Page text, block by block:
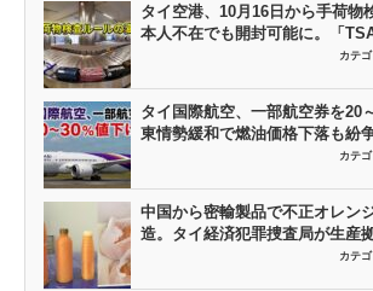
タイ空港、10月16日から手荷物
本人不在でも開封可能に。「
カテ
タイ国際航空、一部航空券を20
東情勢緩和で燃油価格下落も紛
カテ
中国から密輸製品で不正オレン
造。タイ経済犯罪捜査局が生産
カテ